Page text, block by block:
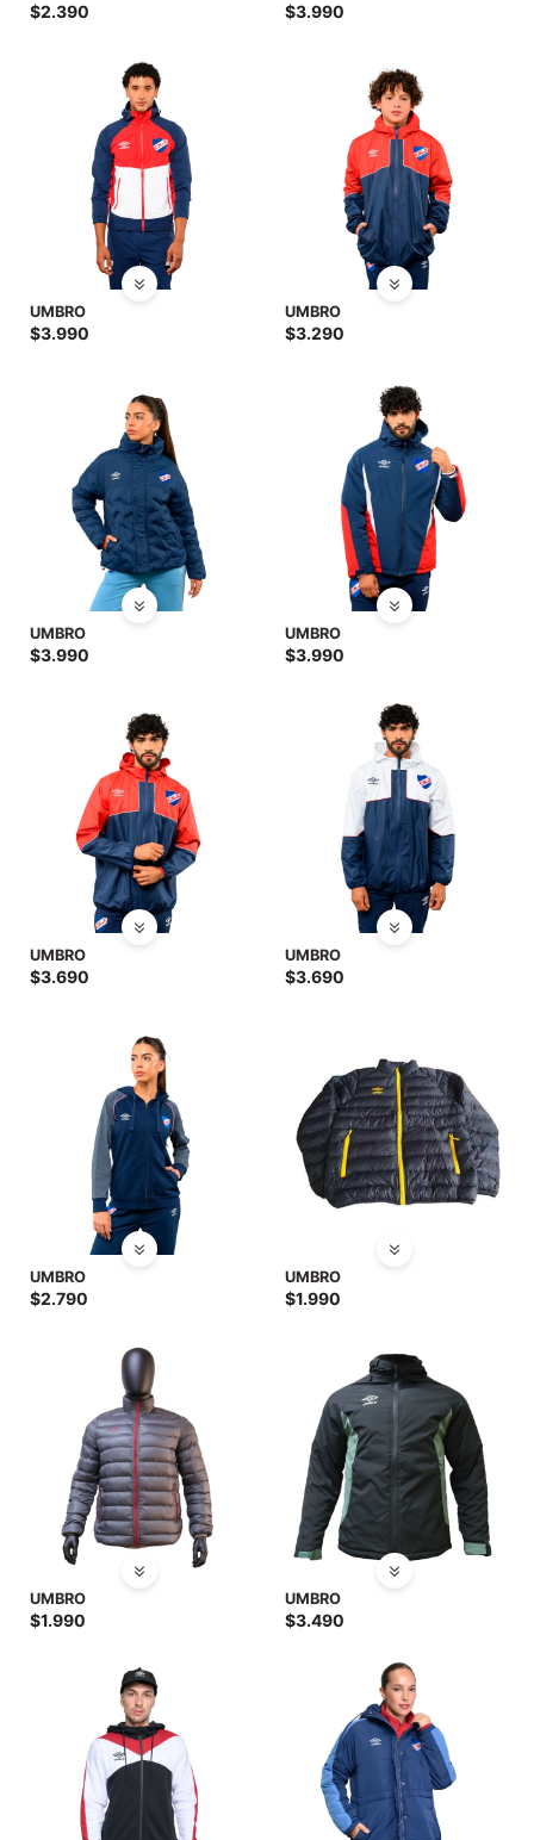
$2.390 $3.990
UMBRO
$3.990
UMBRO
$3.290
UMBRO
$3.990
UMBRO
$3.990
UMBRO
$3.690
UMBRO
$3.690
UMBRO
$2.790
UMBRO
$1.990
UMBRO
$1.990
UMBRO
$3.490